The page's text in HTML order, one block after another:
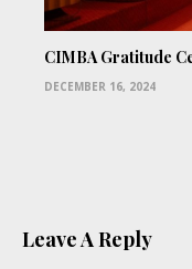
CIMBA Gratitude
DECEMBER 16, 2024
Leave A Reply